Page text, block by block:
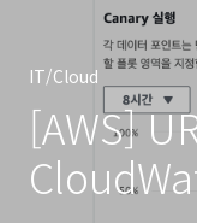
IT/Cloud
[AWS]